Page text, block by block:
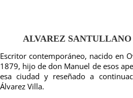
ALVAREZ
Escritor contemporáneo, nacido en
1879, hijo de don Manuel de esos
esa ciudad y reseñado a
Álvarez Villa.